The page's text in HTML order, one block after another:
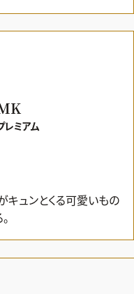
レミアム
キュンとくる可愛いもの